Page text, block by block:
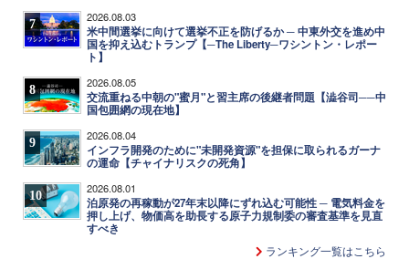
7 2026.08.03
米中間選挙に向けて選挙不正を防げるか ─ 中東外交を進め中
国を抑え込むトランプ【─The Liberty─ワシントン・レポー
ト】
8 2026.08.05
交流重ねる中朝の"蜜月"と習主席の後継者問題【澁谷司──中
国包囲網の現在地】
9 2026.08.04
インフラ開発のために"未開発資源"を担保に取られるガーナ
の運命【チャイナリスクの死角】
10 2026.08.01
泊原発の再稼動が27年末以降にずれ込む可能性 ─ 電気料金を
押し上げ、物価高を助長する原子力規制委の審査基準を見直
すべき
ランキング一覧はこちら